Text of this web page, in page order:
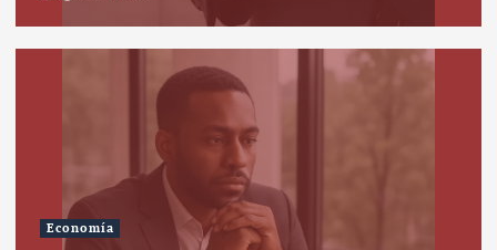
Economía